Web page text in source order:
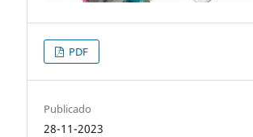
PDF
Publicado
28-11-2023